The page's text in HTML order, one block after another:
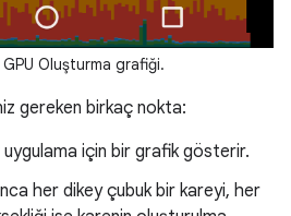
Oluşturma grafiği.
gereken birkaç nokta:
için bir grafik gösterir.
her dikey çubuk bir kareyi, her